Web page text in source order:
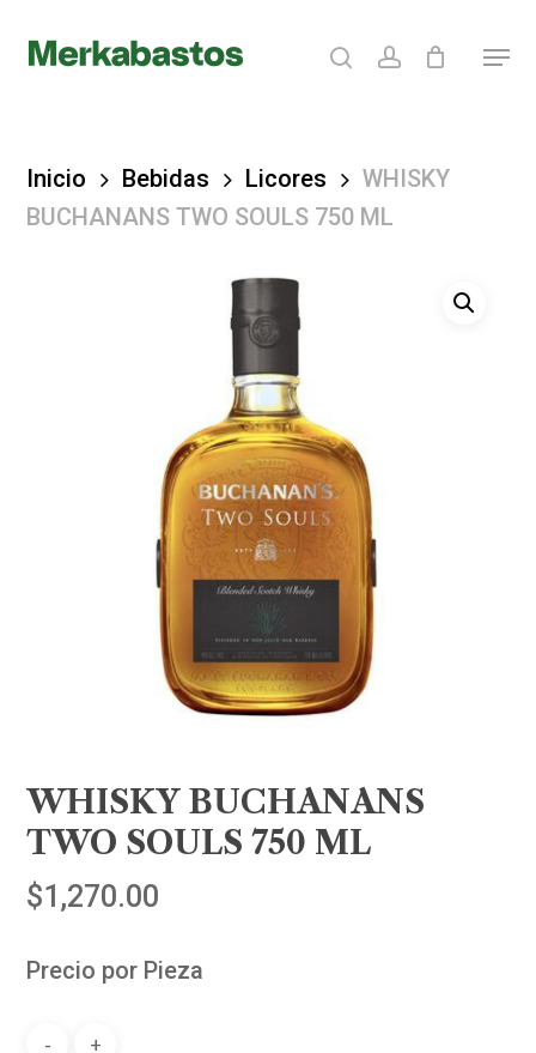
searchaccount Menu
Inicio Bebidas Licores
WHISKY
BUCHANANS TWO SOULS 750 ML
WHISKY BUCHANANS
TWO SOULS 750 ML
$1,270.00
Precio por Pieza
Close